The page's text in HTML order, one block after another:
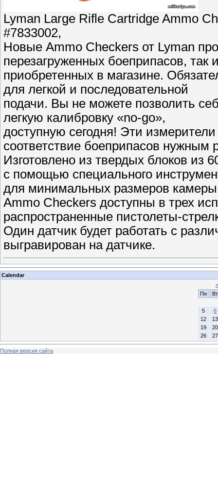
Lyman Large Rifle Cartridge Ammo
#7833002,
Новые Ammo Checkers от Lyman
перезагруженных боеприпасов, так
приобретенных в магазине.
для легкой и последовательной
подачи. Вы не можете позволить
легкую калибровку «no-go»,
доступную сегодня! Эти
соответствие боеприпасов нужным
Изготовлено из твердых блоков из
с помощью специального
для минимальных размеров
Ammo Checkers доступны в трех
распространенные пистолеты-
Один датчик будет работать с
выгравирован на датчике.
Calendar
«
Пн
Вт
5
6
12
13
19
20
26
27
Полная версия сайта